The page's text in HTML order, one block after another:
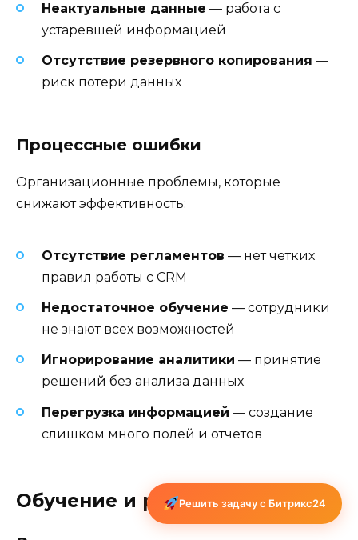
Неактуальные данные — работа с
устаревшей информацией
Отсутствие резервного копирования —
риск потери данных
Процессные ошибки
Организационные проблемы, которые
снижают эффективность:
Отсутствие регламентов — нет четких
правил работы с CRM
Недостаточное обучение — сотрудники
не знают всех возможностей
Игнорирование аналитики — принятие
решений без анализа данных
Перегрузка информацией — создание
слишком много полей и отчетов
Обучение и развитие навыков
Решить задачу с Битрикс24